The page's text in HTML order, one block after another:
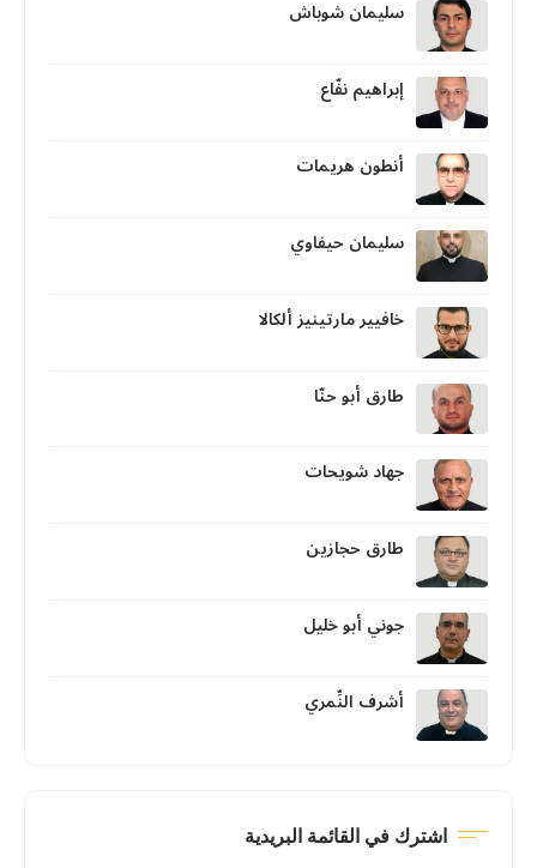
سليمان شوباش
إبراهيم نفّاع
أنطون هريمات
سليمان حيفاوي
خافيير مارتينيز ألكالا
طارق أبو حنّا
جهاد شويحات
طارق حجازين
جوني أبو خليل
أشرف النِّمري
اشترك في القائمة البريدية